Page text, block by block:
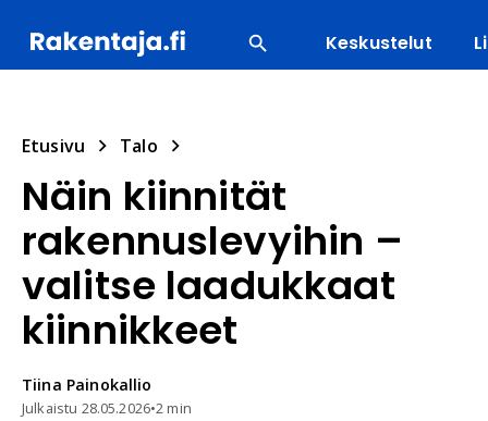
Keskustelut
Etusivu Talo
Näin kiinnität
rakennuslevyihin –
valitse laadukkaat
kiinnikkeet
Tiina Painokallio
Julkaistu 28.05.2026•2 min